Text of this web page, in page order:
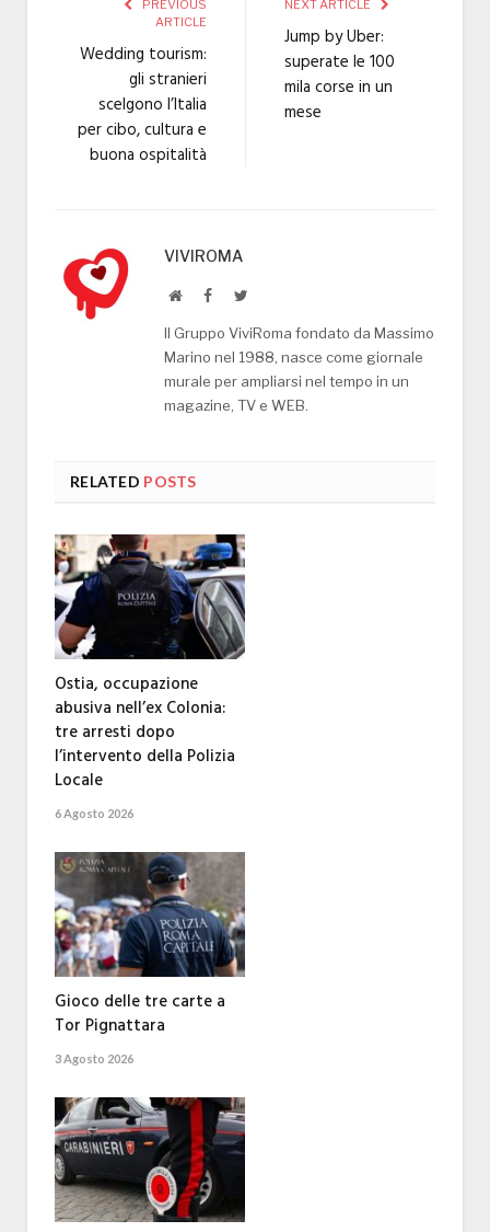
PREVIOUS
ARTICLE
Wedding tourism:
gli stranieri
scelgono l’Italia
per cibo, cultura e
buona ospitalità
NEXT ARTICLE
Jump by Uber:
superate le 100
mila corse in un
mese
VIVIROMA
WebsiteFacebookTwitter
Il Gruppo ViviRoma fondato da Massimo
Marino nel 1988, nasce come giornale
murale per ampliarsi nel tempo in un
magazine, TV e WEB.
RELATED POSTS
Ostia, occupazione
abusiva nell’ex Colonia:
tre arresti dopo
l’intervento della Polizia
Locale
6 Agosto 2026
Gioco delle tre carte a
Tor Pignattara
3 Agosto 2026